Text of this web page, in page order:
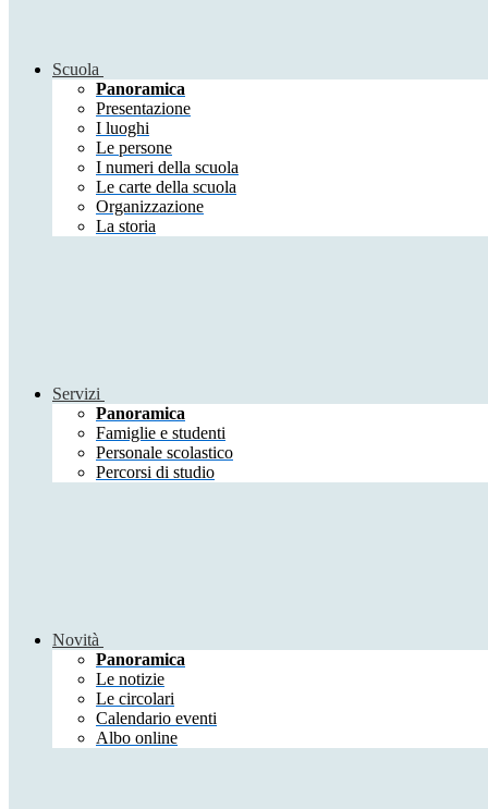
Scuola
Panoramica
Presentazione
I luoghi
Le persone
I numeri della scuola
Le carte della scuola
Organizzazione
La storia
Servizi
Panoramica
Famiglie e studenti
Personale scolastico
Percorsi di studio
Novità
Panoramica
Le notizie
Le circolari
Calendario eventi
Albo online